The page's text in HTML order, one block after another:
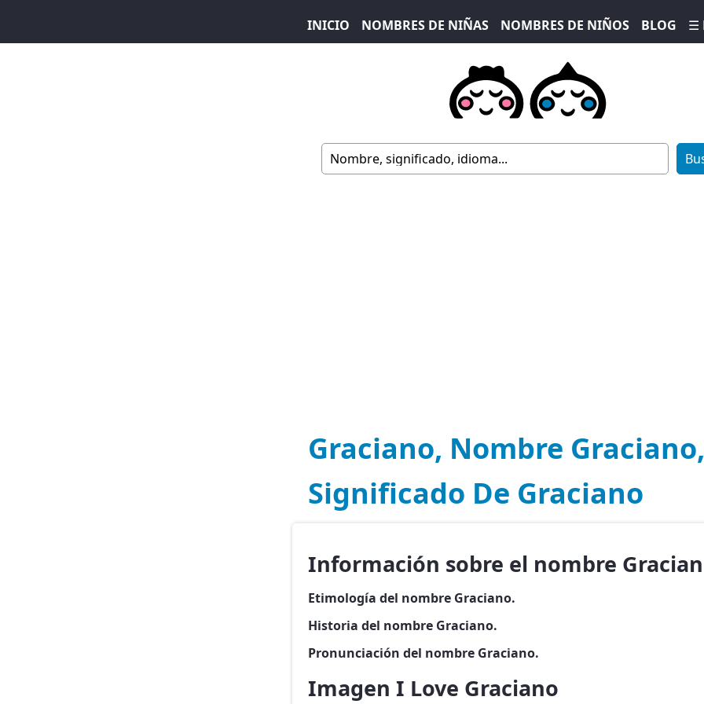
INICIO NOMBRES DE NIÑAS NOMBRES DE NIÑOS BLOG ☰
Graciano, Nombre Graciano,
Significado De Graciano
Información sobre el nombre
Etimología del nombre Graciano.
Historia del nombre Graciano.
Pronunciación del nombre Graciano.
Imagen I Love Graciano